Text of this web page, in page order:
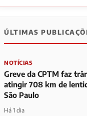
ÚLTIMAS
NOTÍCIAS
Greve da CPTM faz
atingir 708 km de
São Paulo
Há 1 dia